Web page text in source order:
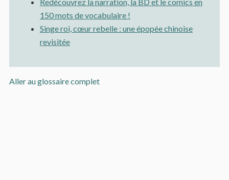
150 mots de vocabulaire !
Singe roi, cœur rebelle : une épopée chinoise
revisitée
Aller au glossaire complet